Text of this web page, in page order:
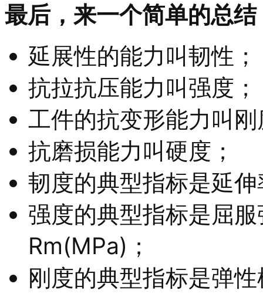
最后，来一个简单的总结
延展性的能力叫韧性；
抗拉抗压能力叫强度；
工件的抗变形能力叫
抗磨损能力叫硬度；
韧度的典型指标是延
强度的典型指标是屈
Rm(MPa)；
刚度的典型指标是弹